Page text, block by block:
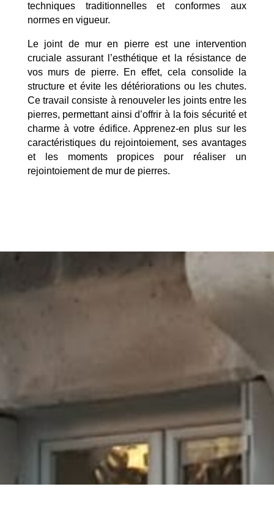
techniques traditionnelles et conformes aux
normes en vigueur.
Le joint de mur en pierre est une intervention
cruciale assurant l’esthétique et la résistance de
vos murs de pierre. En effet, cela consolide la
structure et évite les détériorations ou les chutes.
Ce travail consiste à renouveler les joints entre les
pierres, permettant ainsi d’offrir à la fois sécurité et
charme à votre édifice. Apprenez-en plus sur les
caractéristiques du rejointoiement, ses avantages
et les moments propices pour réaliser un
rejointoiement de mur de pierres.